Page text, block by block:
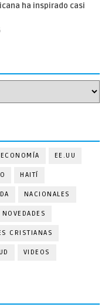
ha inspirado casi
ECONOMÍA EE.UU
HAITÍ
NACIONALES
NOVEDADES
CRISTIANAS
VIDEOS